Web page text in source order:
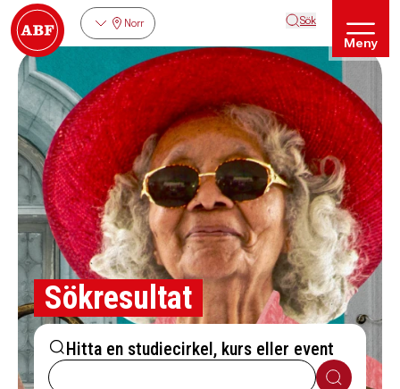
Norr Sök
Meny
Sökresultat
Hitta en studiecirkel, kurs eller event